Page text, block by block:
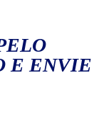
E ENVIE